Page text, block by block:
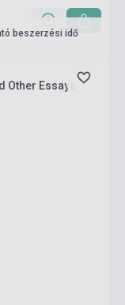
beszerzési idő
Other Essays